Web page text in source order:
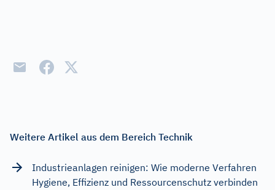
Weitere Artikel aus dem Bereich Technik
Industrieanlagen reinigen: Wie moderne Verfahren
Hygiene, Effizienz und Ressourcenschutz verbinden